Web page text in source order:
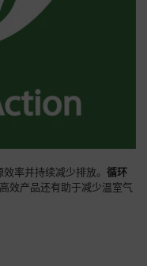
率并持续减少排放。 循环
效产品还有助于减少温室气